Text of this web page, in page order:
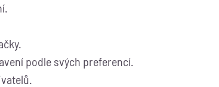
podle svých preferencí.